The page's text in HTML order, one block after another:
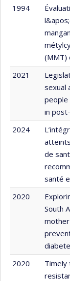
1994
(MMT)
2021
sexual
people
in
2024
de
santé
2020
South
2020